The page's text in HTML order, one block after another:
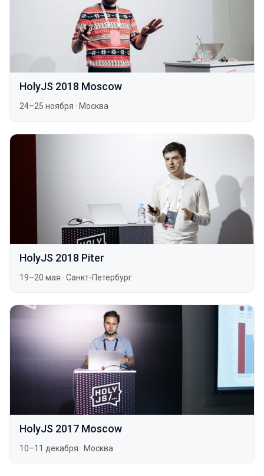
HolyJS 2018 Moscow
24–25 ноября · Москва
HolyJS 2018 Piter
19–20 мая · Санкт-Петербург
HolyJS 2017 Moscow
10–11 декабря · Москва